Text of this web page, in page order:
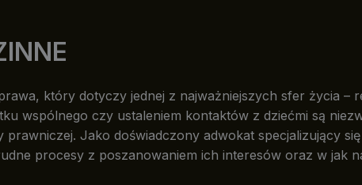
który dotyczy jednej z najważniejszych sfer życia –
wspólnego czy ustaleniem kontaktów z dziećmi są
prawniczej. Jako doświadczony adwokat specjalizujący
procesy z poszanowaniem ich interesów oraz w jak